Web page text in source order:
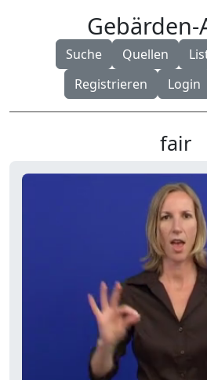
Gebärden-
Suche Quellen
Registrieren
Login
fair